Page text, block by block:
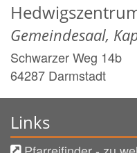
Gemeindesaal,
Schwarzer Weg 14b
64287 Darmstadt
Links